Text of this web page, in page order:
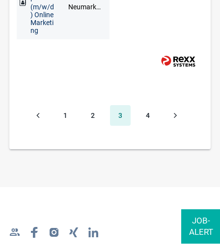
(m/w/d
) Online
Marketi
ng
Neumarkt in der Oberpfalz, Regensburg
1 2 3 4